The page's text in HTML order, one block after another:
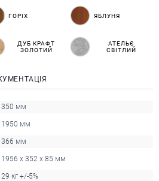
ГОРІХ ЯБЛУНЯ
ДУБ КРАФТ
ЗОЛОТИЙ
АТЕЛЬЄ
СВІТЛИЙ
350 мм
1950 мм
366 мм
1956 x 352 x 85 мм
29 кг +/-5%